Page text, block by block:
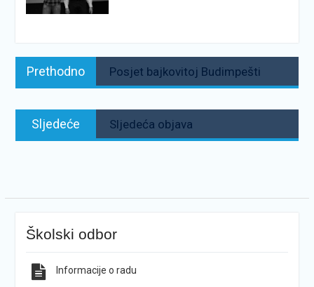
Navigacija
objava
Prethodno Posjet bajkovitoj Budimpešti
Sljedeće Sljedeće:
Sljedeća objava
Školski odbor
Informacije o radu